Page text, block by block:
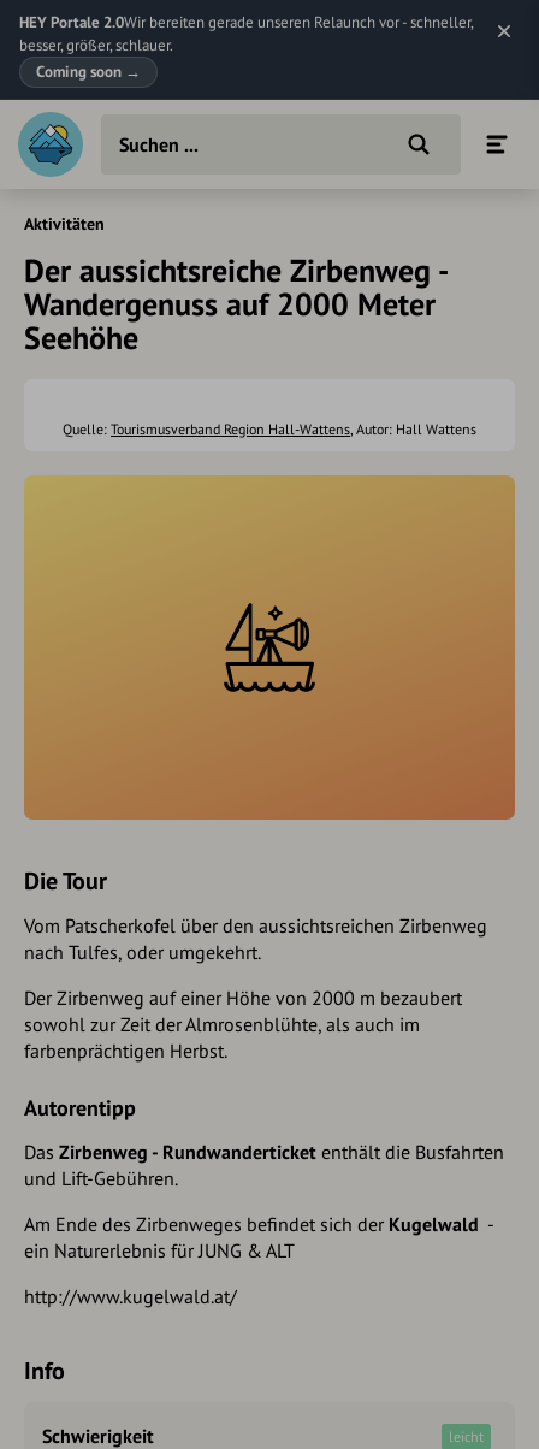
HEY Portale 2.0Wir bereiten gerade unseren Relaunch vor - schneller,
besser, größer, schlauer.
Coming soon →
Aktivitäten
Der aussichtsreiche Zirbenweg -
Wandergenuss auf 2000 Meter
Seehöhe
Quelle: Tourismusverband Region Hall-Wattens, Autor: Hall Wattens
Die Tour
Vom Patscherkofel über den aussichtsreichen Zirbenweg
nach Tulfes, oder umgekehrt.
Der Zirbenweg auf einer Höhe von 2000 m bezaubert
sowohl zur Zeit der Almrosenblühte, als auch im
farbenprächtigen Herbst.
Autorentipp
Das Zirbenweg - Rundwanderticket enthält die Busfahrten
und Lift-Gebühren.
Am Ende des Zirbenweges befindet sich der Kugelwald -
ein Naturerlebnis für JUNG & ALT
http://www.kugelwald.at/
Info
Schwierigkeit leicht